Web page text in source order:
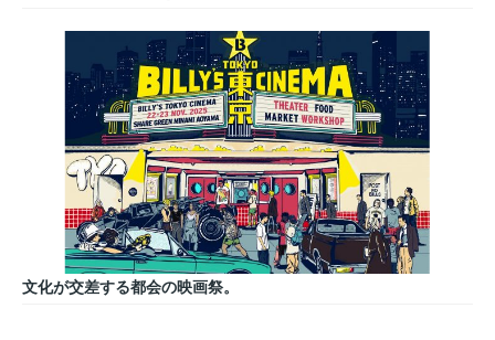
文化が交差する都会の映画祭。